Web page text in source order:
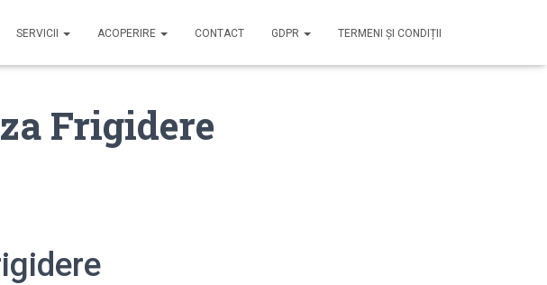
SERVICII ACOPERIRE CONTACT GDPR TERMENI ȘI CONDIȚII
Frigidere